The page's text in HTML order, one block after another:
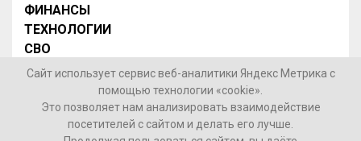
ФИНАНСЫ
ТЕХНОЛОГИИ
СВО
НОВОСТИ В МИРЕ
НОВОСТИ РОССИИ
Контакты
Сайт использует сервис веб-аналитики Яндекс Метрика с
помощью технологии «cookie».
Это позволяет нам анализировать взаимодействие
посетителей с сайтом и делать его лучше.